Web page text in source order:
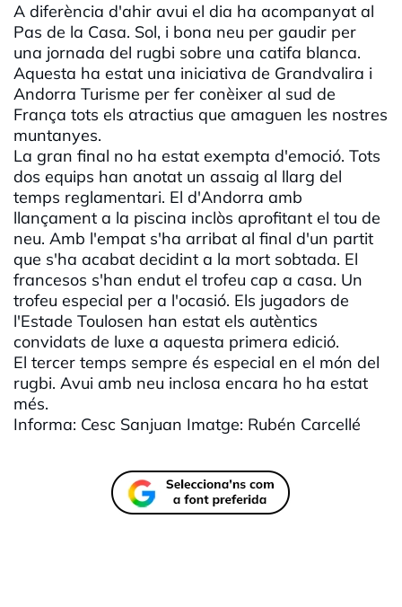
A diferència d'ahir avui el dia ha acompanyat al
Pas de la Casa. Sol, i bona neu per gaudir per
una jornada del rugbi sobre una catifa blanca.
Aquesta ha estat una iniciativa de Grandvalira i
Andorra Turisme per fer conèixer al sud de
França tots els atractius que amaguen les nostres
muntanyes.
La gran final no ha estat exempta d'emoció. Tots
dos equips han anotat un assaig al llarg del
temps reglamentari. El d'Andorra amb
llançament a la piscina inclòs aprofitant el tou de
neu. Amb l'empat s'ha arribat al final d'un partit
que s'ha acabat decidint a la mort sobtada. El
francesos s'han endut el trofeu cap a casa. Un
trofeu especial per a l'ocasió. Els jugadors de
l'Estade Toulosen han estat els autèntics
convidats de luxe a aquesta primera edició.
El tercer temps sempre és especial en el món del
rugbi. Avui amb neu inclosa encara ho ha estat
més.
Informa: Cesc Sanjuan Imatge: Rubén Carcellé